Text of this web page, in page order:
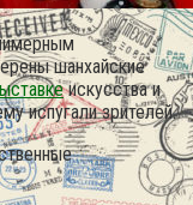
шанхайские
искусства и
испугали зрителей.